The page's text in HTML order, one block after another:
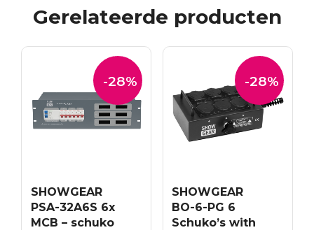
Gerelateerde producten
-28%
SHOWGEAR
PSA-32A6S 6x
MCB – schuko
-28%
SHOWGEAR
BO-6-PG 6
Schuko’s with